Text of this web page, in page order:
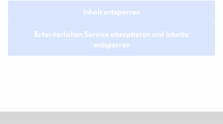
Inhalt entsperren
Erforderlichen Service akzeptieren und Inhalte
entsperren